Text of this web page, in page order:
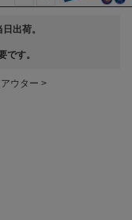
出荷。
です。
アウター